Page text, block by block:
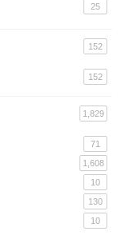
25
152
152
1,829
71
1,608
10
130
10